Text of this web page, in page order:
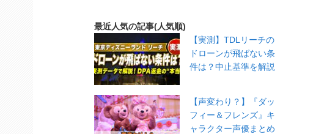
最近人気の記事(人気順)
【実測】TDLリーチの
ドローンが飛ばない条
件は？中止基準を解説
【声変わり？】『ダッ
フィー＆フレンズ』キ
ャラクター声優まとめ